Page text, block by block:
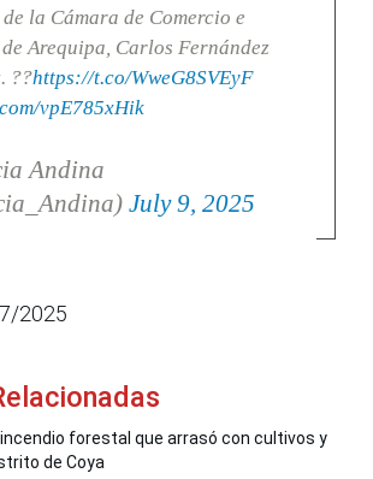
la Cámara de Comercio e
Arequipa, Carlos Fernández
??https://t.co/WweG8SVEyF
vpE785xHik
Andina
July 9, 2025
2025
forestal que arrasó con cultivos y
de Coya